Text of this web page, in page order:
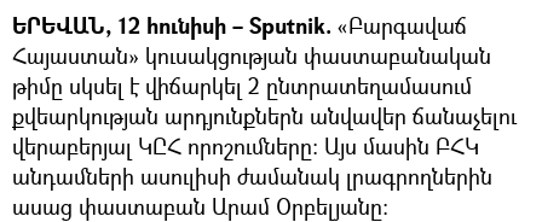
ԵՐԵՎԱՆ, 12 հունիսի – Sputnik. «Բարգավաճ
Հայաստան» կուսակցության փաստաբանական
թիմը սկսել է վիճարկել 2 ընտրատեղամասում
քվեարկության արդյունքներն անվավեր ճանաչելու
վերաբերյալ ԿԸՀ որոշումները։ Այս մասին ԲՀԿ
անդամների ասուլիսի ժամանակ լրագրողներին
ասաց փաստաբան Արամ Օրբելյանը։